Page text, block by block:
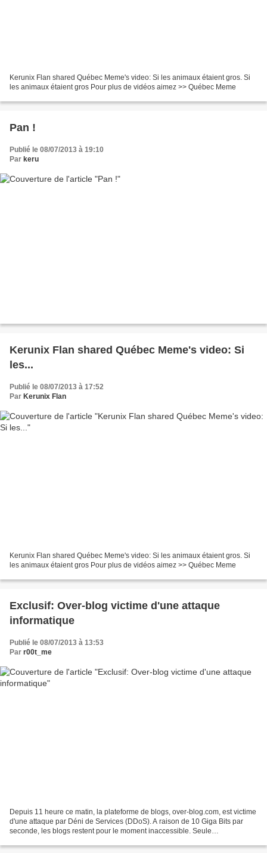
Kerunix Flan shared Québec Meme's video: Si les animaux étaient gros. Si
les animaux étaient gros Pour plus de vidéos aimez >> Québec Meme
Pan !
Publié le 08/07/2013 à 19:10
Par keru
Kerunix Flan shared Québec Meme's video: Si
les...
Publié le 08/07/2013 à 17:52
Par Kerunix Flan
Kerunix Flan shared Québec Meme's video: Si les animaux étaient gros. Si
les animaux étaient gros Pour plus de vidéos aimez >> Québec Meme
Exclusif: Over-blog victime d'une attaque
informatique
Publié le 08/07/2013 à 13:53
Par r00t_me
Depuis 11 heure ce matin, la plateforme de blogs, over-blog.com, est victime
d'une attaque par Déni de Services (DDoS). A raison de 10 Giga Bits par
seconde, les blogs restent pour le moment inaccessible. Seule